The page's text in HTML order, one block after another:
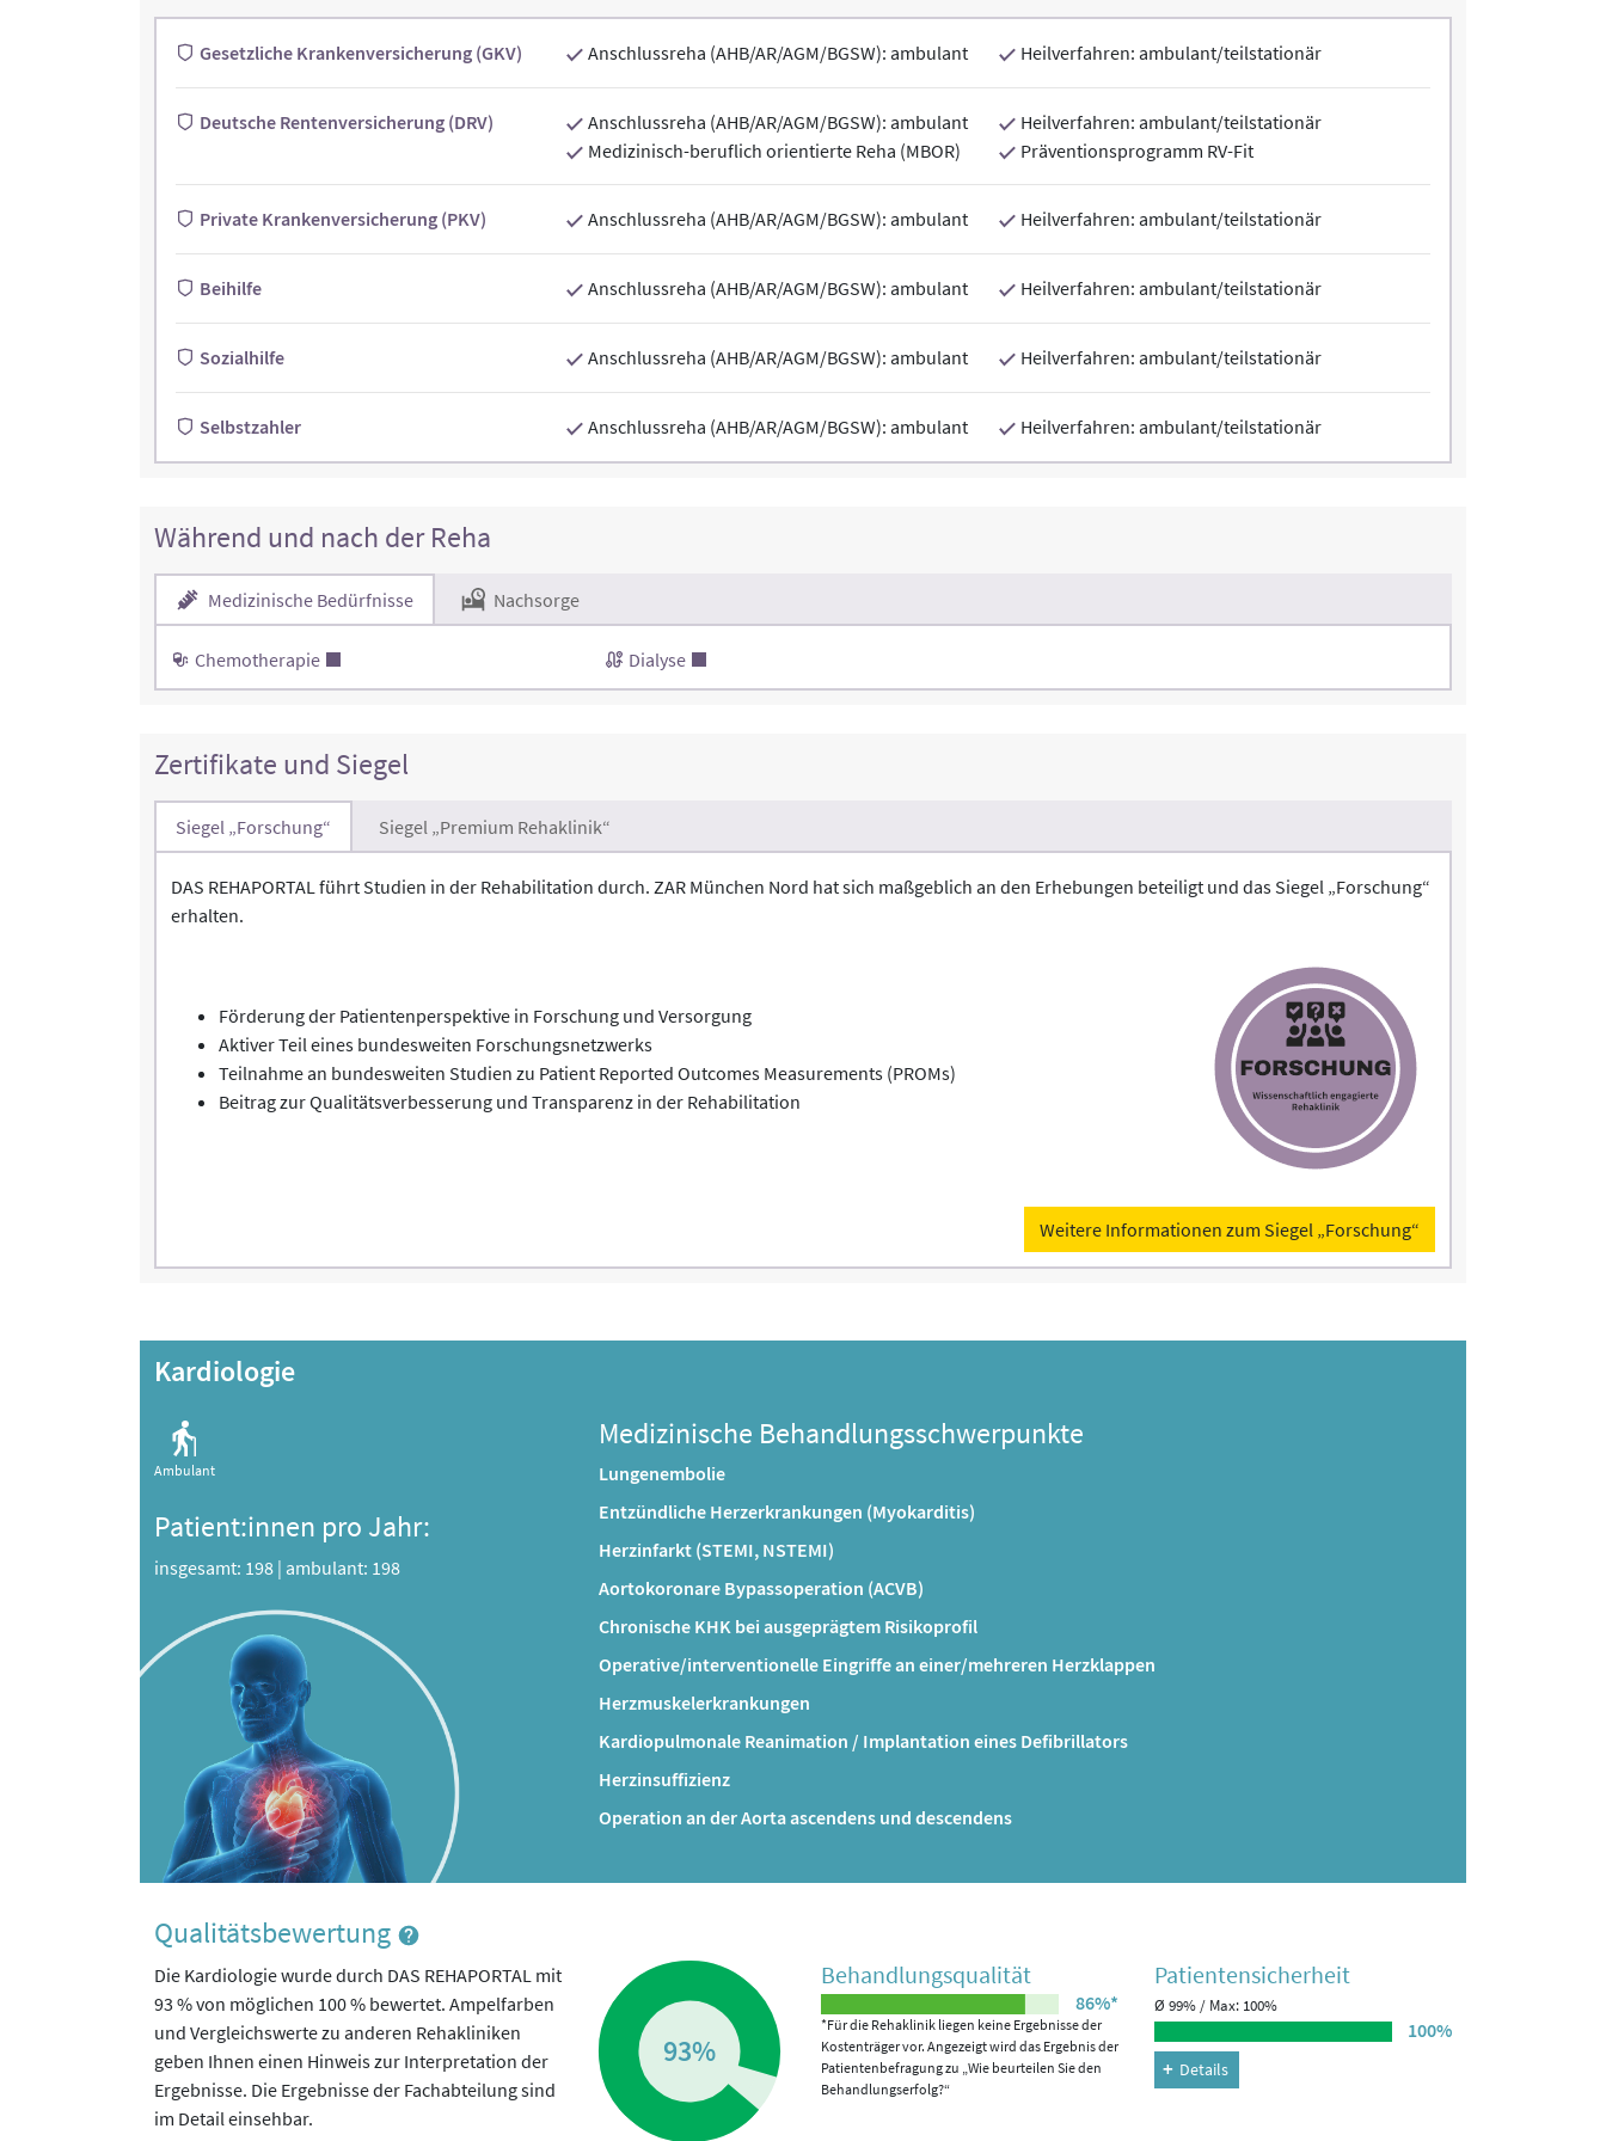
Gesetzliche Krankenversicherung (GKV) Anschlussreha (AHB/AR/AGM/BGSW): ambulant Heilverfahren: ambulant/teilstationär
Deutsche Rentenversicherung (DRV) Anschlussreha (AHB/AR/AGM/BGSW): ambulant
Heilverfahren: ambulant/teilstationär
Medizinisch-beruflich orientierte Reha (MBOR)
Präventionsprogramm RV-Fit
Private Krankenversicherung (PKV) Anschlussreha (AHB/AR/AGM/BGSW): ambulant Heilverfahren: ambulant/teilstationär
Beihilfe Anschlussreha (AHB/AR/AGM/BGSW): ambulant Heilverfahren: ambulant/teilstationär
Sozialhilfe Anschlussreha (AHB/AR/AGM/BGSW): ambulant Heilverfahren: ambulant/teilstationär
Selbstzahler Anschlussreha (AHB/AR/AGM/BGSW): ambulant Heilverfahren: ambulant/teilstationär
Während und nach der Reha
Medizinische Bedürfnisse Nachsorge
Chemotherapie Dialyse
Zertifikate und Siegel
Siegel „Forschung“ Siegel „Premium Rehaklinik“
DAS REHAPORTAL führt Studien in der Rehabilitation durch. ZAR München Nord hat sich maßgeblich an den Erhebungen beteiligt und das Siegel „Forschung“
erhalten.
Förderung der Patientenperspektive in Forschung und Versorgung
Aktiver Teil eines bundesweiten Forschungsnetzwerks
Teilnahme an bundesweiten Studien zu Patient Reported Outcomes Measurements (PROMs)
Beitrag zur Qualitätsverbesserung und Transparenz in der Rehabilitation
Weitere Informationen zum Siegel „Forschung“
Kardiologie
Ambulant
Patient:innen pro Jahr:
insgesamt: 198 | ambulant: 198
Medizinische Behandlungsschwerpunkte
Lungenembolie
Entzündliche Herzerkrankungen (Myokarditis)
Herzinfarkt (STEMI, NSTEMI)
Aortokoronare Bypassoperation (ACVB)
Chronische KHK bei ausgeprägtem Risikoprofil
Operative/interventionelle Eingriffe an einer/mehreren Herzklappen
Herzmuskelerkrankungen
Kardiopulmonale Reanimation / Implantation eines Defibrillators
Herzinsuffizienz
Operation an der Aorta ascendens und descendens
Qualitätsbewertung
93%
Die Kardiologie wurde durch DAS REHAPORTAL mit
93 % von möglichen 100 % bewertet. Ampelfarben
und Vergleichswerte zu anderen Rehakliniken
geben Ihnen einen Hinweis zur Interpretation der
Ergebnisse. Die Ergebnisse der Fachabteilung sind
im Detail einsehbar.
Behandlungs­qualität
86%*
*Für die Rehaklinik liegen keine Ergebnisse der
Kostenträger vor. Angezeigt wird das Ergebnis der
Patientenbefragung zu „Wie beurteilen Sie den
Behandlungserfolg?“
Patienten­sicherheit
Ø 99% / Max: 100%
100%
Details